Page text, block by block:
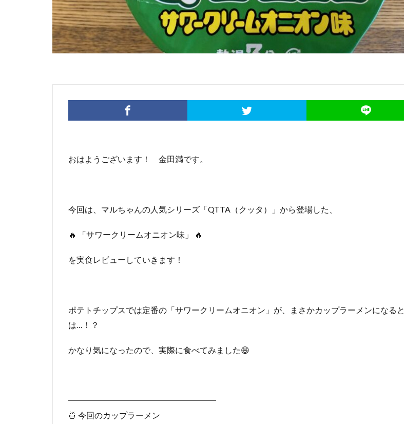
おはようございます！ 金田満です。
今回は、マルちゃんの人気シリーズ「QTTA（クッタ）」から登場した、
🔥 「サワークリームオニオン味」 🔥
を実食レビューしていきます！
ポテトチップスでは定番の「サワークリームオニオン」が、まさかカップラーメンになると
は…！？
かなり気になったので、実際に食べてみました😆
━━━━━━━━━━━━━━━━━━
🍜 今回のカップラーメン